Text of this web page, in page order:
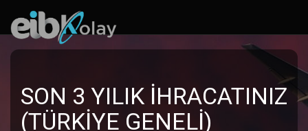
SON 3 YILIK İHRACATINIZ
(TÜRKİYE GENELİ)